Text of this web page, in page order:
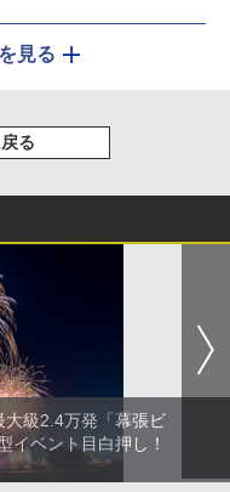
見る
る
級2.4万発「幕張ビ
イベント目白押し！